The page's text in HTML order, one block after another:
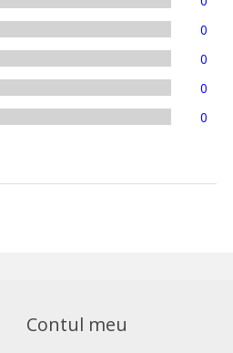
0
0
0
0
Contul meu